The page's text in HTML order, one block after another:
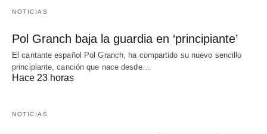
NOTICIAS
Pol Granch baja la guardia en ‘principiante’
El cantante español Pol Granch, ha compartido su nuevo sencillo
principiante, canción que nace desde…
Hace 23 horas
NOTICIAS